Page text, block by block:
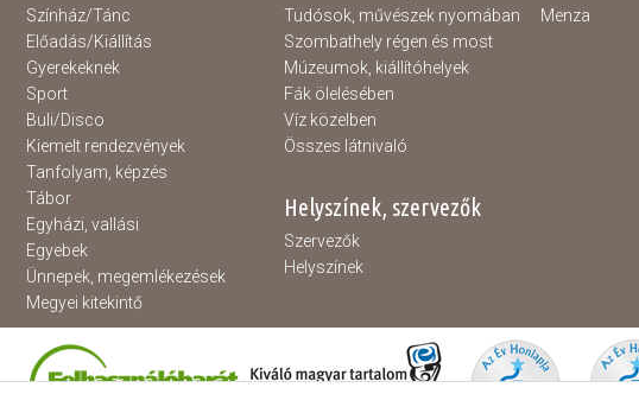
Színház/Tánc
Előadás/Kiállítás
Gyerekeknek
Sport
Buli/Disco
Kiemelt rendezvények
Tanfolyam, képzés
Tábor
Egyházi, vallási
Egyebek
Ünnepek, megemlékezések
Megyei kitekintő
Tudósok, művészek nyomában
Szombathely régen és most
Múzeumok, kiállítóhelyek
Fák ölelésében
Víz közelben
Összes látnivaló
Menza
Helyszínek, szervezők
Szervezők
Helyszínek